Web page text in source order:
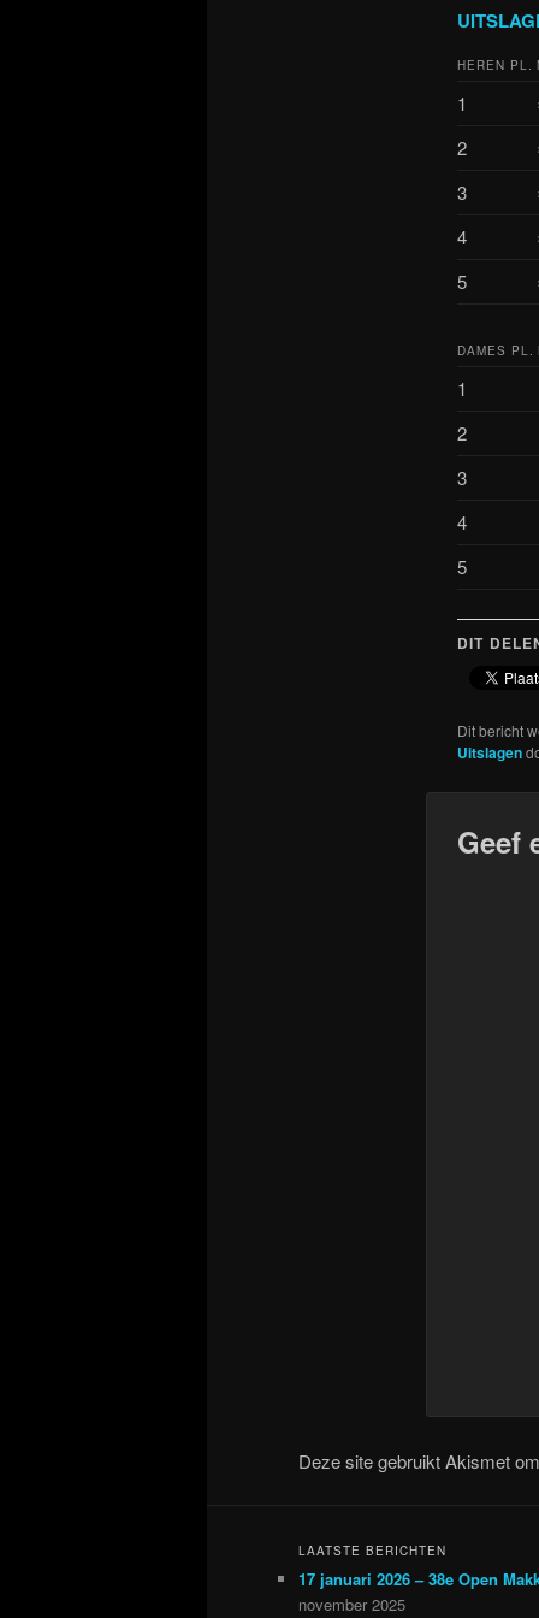
HEREN PL.
1
2
3
4
5
DAMES PL.
1
2
3
4
5
DIT
Dit bericht
Uitslagen
Geef
Deze site gebruikt Akismet
LAATSTE BERICHTEN
17 januari 2026 – 38e Open
november 2025